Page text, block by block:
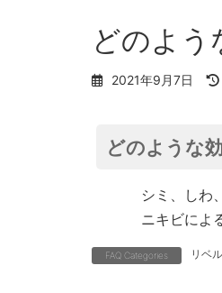
どのよう
2021年9月7日
どのような
シミ、しわ
ニキビによ
FAQ Categories リベ